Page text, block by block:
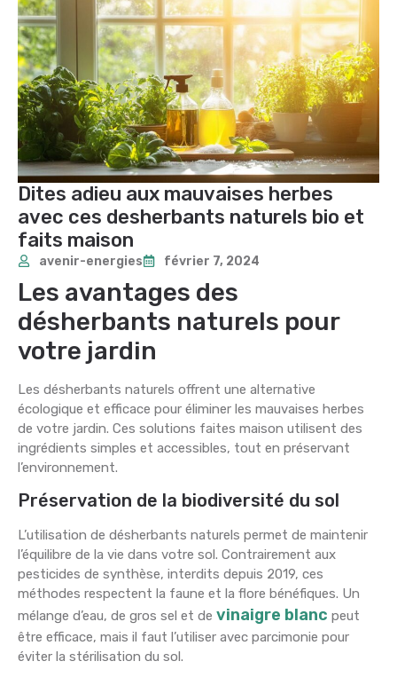
Dites adieu aux mauvaises herbes
avec ces desherbants naturels bio et
faits maison
avenir-energies février 7, 2024
Les avantages des
désherbants naturels pour
votre jardin
Les désherbants naturels offrent une alternative
écologique et efficace pour éliminer les mauvaises herbes
de votre jardin. Ces solutions faites maison utilisent des
ingrédients simples et accessibles, tout en préservant
l’environnement.
Préservation de la biodiversité du sol
L’utilisation de désherbants naturels permet de maintenir
l’équilibre de la vie dans votre sol. Contrairement aux
pesticides de synthèse, interdits depuis 2019, ces
méthodes respectent la faune et la flore bénéfiques. Un
mélange d’eau, de gros sel et de vinaigre blanc peut
être efficace, mais il faut l’utiliser avec parcimonie pour
éviter la stérilisation du sol.